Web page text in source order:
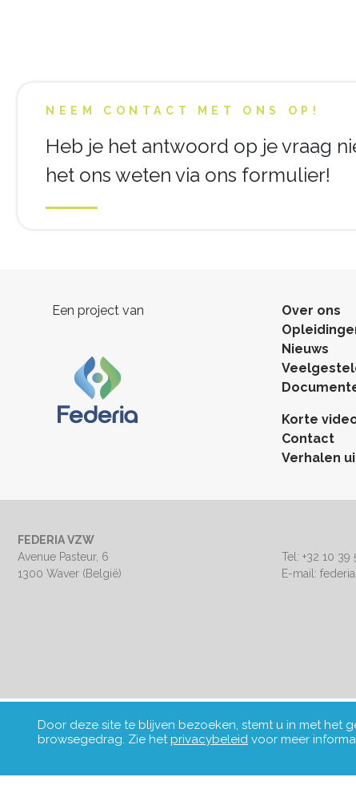
NEEM CONTACT MET ONS OP!
Heb je het antwoord op je vraag
het ons weten via ons formulier!
Een project van
Over ons
Nieuws
Korte
Contact
Verhalen
FEDERIA VZW
Avenue Pasteur, 6
1300 Waver (België)
Tel: +32 10 39
E-mail:
Door deze site te blijven bezoeken, stemt u in met het
browsegedrag. Zie hetprivacybeleid voor meer